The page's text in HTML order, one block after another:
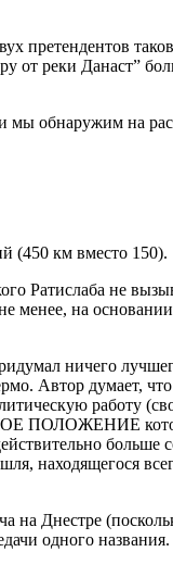
претендентов
от реки Данаст”
мы обнаружим на
(450 км вместо 150).
Ратислаба не
менее, на
ничего
Автор думает,
работу
ПОЛОЖЕНИЕ
больше
находящегося
Днестре
одного